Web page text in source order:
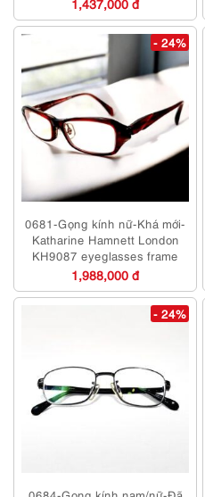
- 24%
0681-Gọng kính nữ-Khá mới-
Katharine Hamnett London
KH9087 eyeglasses frame
1,988,000 đ
- 24%